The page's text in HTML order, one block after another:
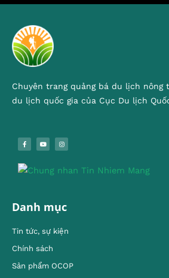
Chuyên trang quảng bá du lịch nông
du lịch quốc gia của Cục Du lịch
Danh mục
Tin tức, sự kiện
Chính sách
Sản phẩm OCOP